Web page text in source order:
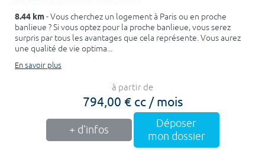
8.44 km- Vous cherchez un logement à Paris ou en proche
banlieue ? Si vous optez pour la proche banlieue, vous serez
surpris par tous les avantages que cela représente. Vous aurez
une qualité de vie optima...
En savoir plus
à partir de
794,00 € cc / mois
+ d'infos
Déposer
mon dossier